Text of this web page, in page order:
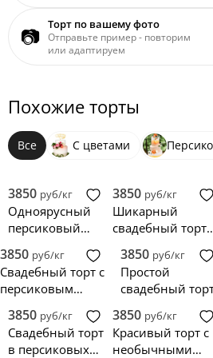
📷 Торт по вашему фото
Отправьте пример - повторим
или адаптируем
Похожие торты
Все С цветами
3850 руб/кг
Одноярусный
персиковый
цветком
3850 руб/кг
Шикарный
свадебный торт
тонах с
мандаринами и
цветами
3850 руб/кг
Свадебный торт с
персиковым
розами
3850 руб/кг
Простой
свадебный
цветами
3850 руб/кг
Свадебный торт
в персиковых
3850 руб/кг
Красивый торт с
необычными